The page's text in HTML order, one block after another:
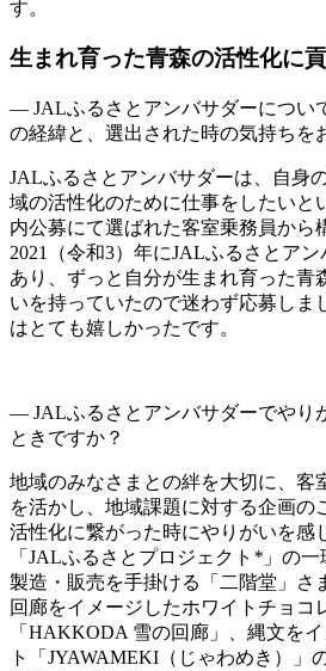
す。
生まれ育った青森の活性化に
— JALふるさとアンバサダーについ
の経緯と、選出された時の気持ちを
JALふるさとアンバサダーは、自身
域の活性化のために仕事をしたいと
内公募にて選ばれた客室乗務員から
2021（令和3）年にJALふるさとア
あり、ずっと自分が生まれ育った青
いを持っていたので迷わず応募しま
はとても嬉しかったです。
— JALふるさとアンバサダーでやり
ときですか？
地域のみなさまとの絆を大切に、客
を活かし、地域課題に対する企画の
活性化に繋がった時にやりがいを感
「JALふるさとプロジェクト * 」の
製造・販売を手掛ける「二階堂」さ
回廊をイメージしたホワイトチョコ
「HAKKODA 雪の回廊」、縄文を
ト「JYAWAMEKI（じゃわめき）」